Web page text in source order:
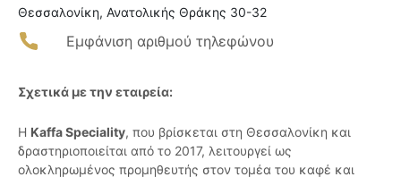
Θεσσαλονίκη, Ανατολικής Θράκης 30-32
Εμφάνιση αριθμού τηλεφώνου
Σχετικά με την εταιρεία:
Η Kaffa Speciality, που βρίσκεται στη Θεσσαλονίκη και
δραστηριοποιείται από το 2017, λειτουργεί ως
ολοκληρωμένος προμηθευτής στον τομέα του καφέ και